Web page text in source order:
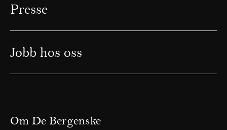
Presse
Jobb hos oss
Om De Bergenske